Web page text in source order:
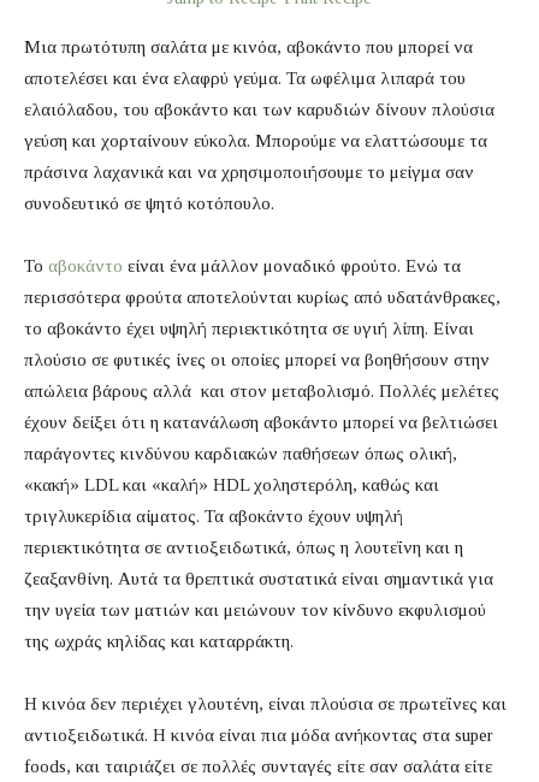
Μια πρωτότυπη σαλάτα με κινόα, αβοκάντο που μπορεί να
αποτελέσει και ένα ελαφρύ γεύμα. Τα ωφέλιμα λιπαρά του
ελαιόλαδου, του αβοκάντο και των καρυδιών δίνουν πλούσια
γεύση και χορταίνουν εύκολα. Μπορούμε να ελαττώσουμε τα
πράσινα λαχανικά και να χρησιμοποιήσουμε το μείγμα σαν
συνοδευτικό σε ψητό κοτόπουλο.
Το αβοκάντο είναι ένα μάλλον μοναδικό φρούτο. Ενώ τα
περισσότερα φρούτα αποτελούνται κυρίως από υδατάνθρακες,
το αβοκάντο έχει υψηλή περιεκτικότητα σε υγιή λίπη. Είναι
πλούσιο σε φυτικές ίνες οι οποίες μπορεί να βοηθήσουν στην
απώλεια βάρους αλλά και στον μεταβολισμό. Πολλές μελέτες
έχουν δείξει ότι η κατανάλωση αβοκάντο μπορεί να βελτιώσει
παράγοντες κινδύνου καρδιακών παθήσεων όπως ολική,
«κακή» LDL και «καλή» HDL χοληστερόλη, καθώς και
τριγλυκερίδια αίματος. Τα αβοκάντο έχουν υψηλή
περιεκτικότητα σε αντιοξειδωτικά, όπως η λουτεΐνη και η
ζεαξανθίνη. Αυτά τα θρεπτικά συστατικά είναι σημαντικά για
την υγεία των ματιών και μειώνουν τον κίνδυνο εκφυλισμού
της ωχράς κηλίδας και καταρράκτη.
Η κινόα δεν περιέχει γλουτένη, είναι πλούσια σε πρωτεΐνες και
αντιοξειδωτικά. Η κινόα είναι πια μόδα ανήκοντας στα super
foods, και ταιριάζει σε πολλές συνταγές είτε σαν σαλάτα είτε